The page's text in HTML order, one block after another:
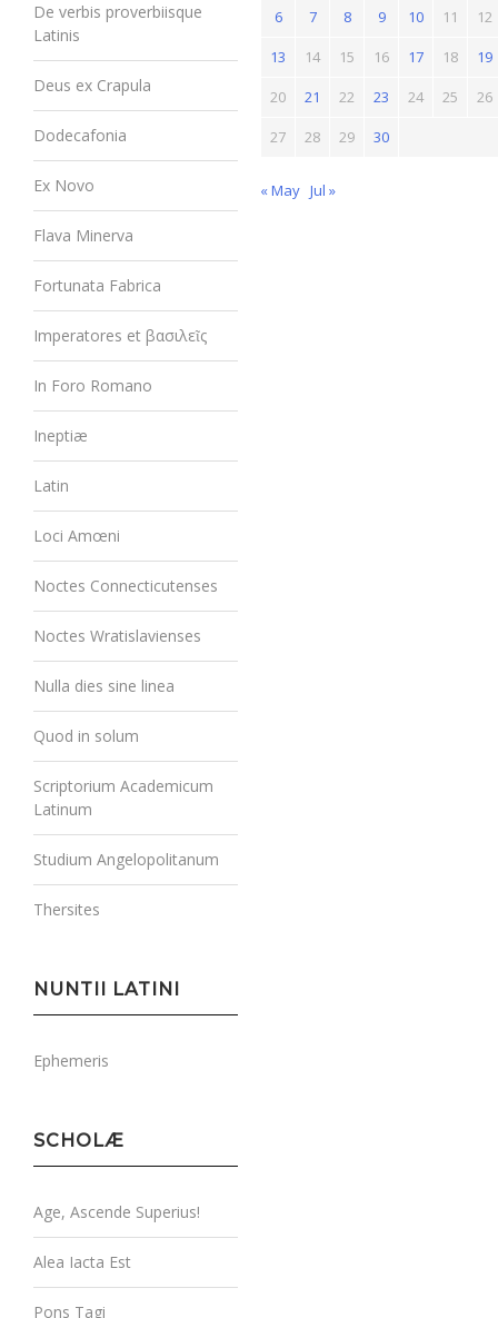
De verbis proverbiisque
Latinis
Deus ex Crapula
Dodecafonia
Ex Novo
Flava Minerva
Fortunata Fabrica
Imperatores et βασιλεῖς
In Foro Romano
Ineptiæ
Latin
Loci Amœni
Noctes Connecticutenses
Noctes Wratislavienses
Nulla dies sine linea
Quod in solum
Scriptorium Academicum
Latinum
Studium Angelopolitanum
Thersites
NUNTII LATINI
Ephemeris
SCHOLÆ
Age, Ascende Superius!
Alea Iacta Est
Pons Tagi
6
7 8 9 10 11
12
13
14 15 16 17 18
19
20
21 22 23 24 25
26
27
28 29 30
« May Jul »